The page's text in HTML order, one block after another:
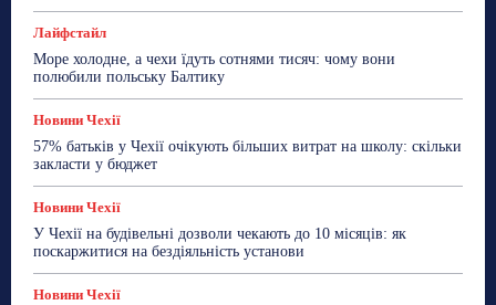
Лайфстайл
Море холодне, а чехи їдуть сотнями тисяч: чому вони
полюбили польську Балтику
Новини Чехії
57% батьків у Чехії очікують більших витрат на школу: скільки
закласти у бюджет
Новини Чехії
У Чехії на будівельні дозволи чекають до 10 місяців: як
поскаржитися на бездіяльність установи
Новини Чехії